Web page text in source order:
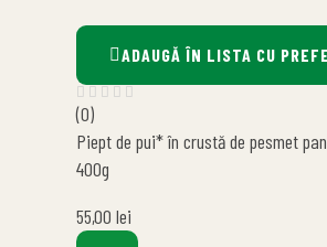
ADAUGĂ ÎN LISTA CU
(0)
Piept de pui* în crustă de pesmet
400g
55,00 lei